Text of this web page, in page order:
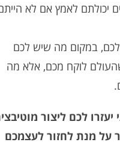
יכולתם לאמץ אם לא
במקום מה שיש לכם
לוקח מכם, אלא מה
לכם ליצור
על מנת לחזור לעצמכם